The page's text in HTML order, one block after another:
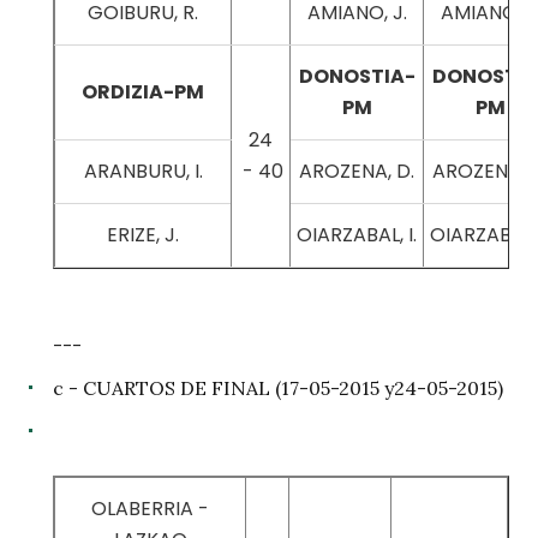
GOIBURU, R. AMIANO, J. AMIANO,
ORDIZIA-PM
24
- 40
DONOSTIA-
PM
PM
ARANBURU, I. AROZENA, D. AROZENA,
ERIZE, J. OIARZABAL, I.
---
c - CUARTOS DE FINAL (17-05-2015 y24-05-2015)
OLABERRIA -